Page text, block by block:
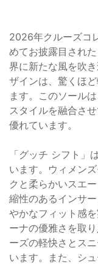
2026年クルーズコ
めてお披露目され
界に新たな風を吹
ザインは、驚くほ
ます。このソール
スタイルを融合さ
優れています。
「グッチ シフト」
います。ウィメン
クと柔らかいスエ
縮性のあるインサ
やかなフィット感
ーナの優雅さを取
ーズの軽快さとス
います。また、シ